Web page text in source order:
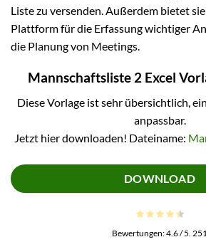
Liste zu versenden. Außerdem bietet
Plattform für die Erfassung wichtiger
die Planung von Meetings.
Mannschaftsliste 2 Excel
Diese Vorlage ist sehr übersichtlich,
anpassbar.
Jetzt hier downloaden! Dateiname:
DOWNLOAD
Bewertungen:4.6/ 5.